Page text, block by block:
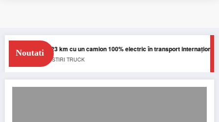
Noutati
Blue River: 26.123 km cu un camion 100% electric în transport internațional
STIRI TRUCK